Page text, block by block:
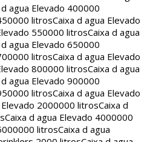
d agua Elevado 400000
litrosCaixa d agua Elevado
550000 litrosCaixa d agua
d agua Elevado 650000
litrosCaixa d agua Elevado
800000 litrosCaixa d agua
d agua Elevado 900000
litrosCaixa d agua Elevado
Elevado 2000000 litrosCaixa d
Caixa d agua Elevado 4000000
litrosCaixa d agua